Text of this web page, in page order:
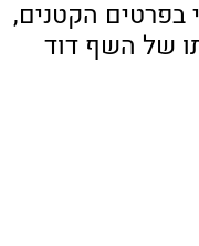
בפרטים הקטנים,
של השף דוד